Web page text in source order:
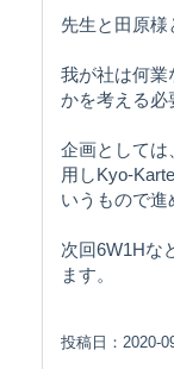
先生と田原様
我が社は何業
かを考える必
企画としては
用しKyo-
いうもので
次回6W1Hな
ます。
投稿日：2020-